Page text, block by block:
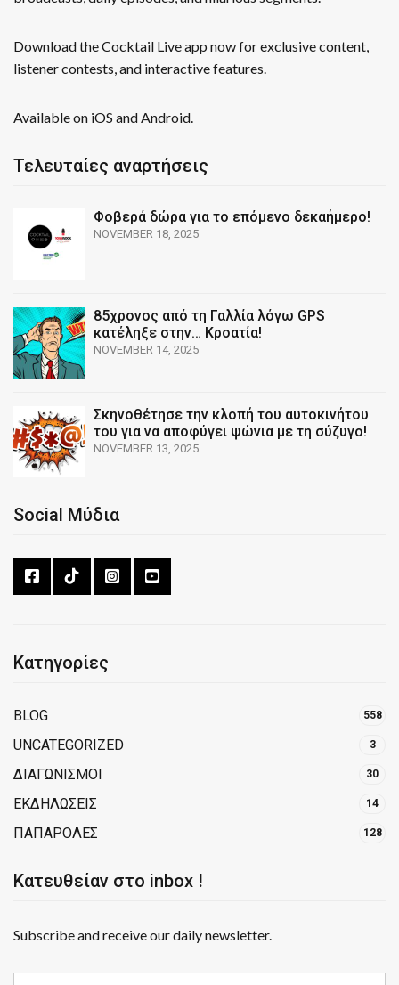
Download the Cocktail Live app now for exclusive content,
listener contests, and interactive features.
Available on iOS and Android.
Τελευταίες αναρτήσεις
Φοβερά δώρα για το επόμενο δεκαήμερο!
NOVEMBER 18, 2025
85χρονος από τη Γαλλία λόγω GPS
κατέληξε στην… Κροατία!
NOVEMBER 14, 2025
Σκηνοθέτησε την κλοπή του αυτοκινήτου
του για να αποφύγει ψώνια με τη σύζυγο!
NOVEMBER 13, 2025
Social Μύδια
Κατηγορίες
BLOG 558
UNCATEGORIZED 3
ΔΙΑΓΩΝΙΣΜΟΙ 30
ΕΚΔΗΛΩΣΕΙΣ 14
ΠΑΠΑΡΟΛΕΣ 128
Κατευθείαν στο inbox !
Subscribe and receive our daily newsletter.